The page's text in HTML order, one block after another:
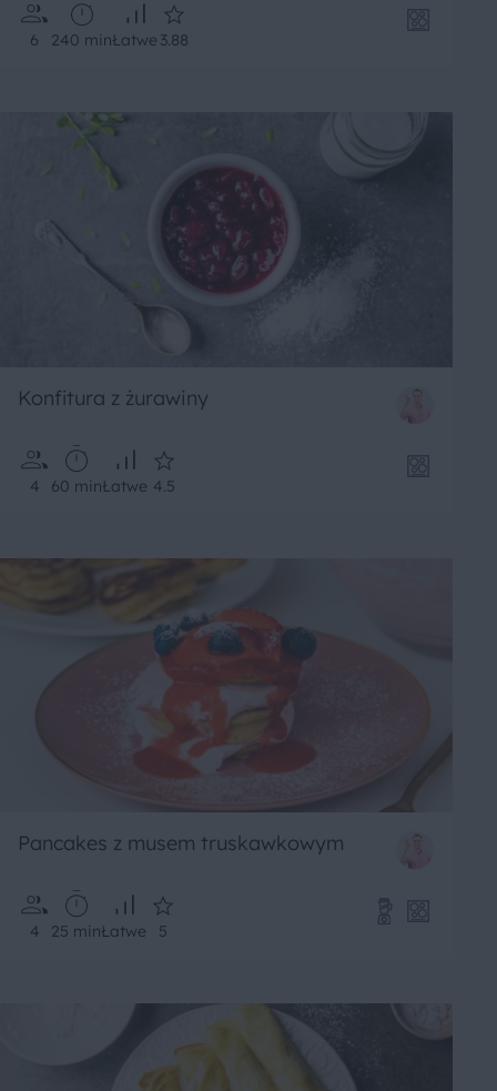
6 240 minŁatwe 3.88
Konfitura z żurawiny
4 60 minŁatwe 4.5
Pancakes z musem truskawkowym
4 25 minŁatwe 5